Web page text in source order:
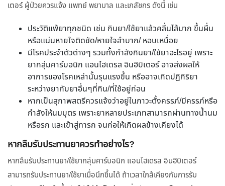
เตอร์ ผู้ป่วยควรแจ้ง แพทย์ พยาบาล และเภสัชกร ดังนี้ เช่น
ประวัติแพ้ยาทุกชนิด เช่น กินยา/ใช้ยาแล้วคลื่นไส้มาก ขึ้นผื่น
หรือแน่นหายใจติดขัด/หายใจลำบาก/ หอบเหนื่อย
มีโรคประจำตัวต่างๆ รวมทั้งกำลังกินยา/ใช้ยาอะไรอยู่ เพราะ
ยากลุ่มคาร์บอนิก แอนไฮเดรส อินฮิบิเตอร์ อาจส่งผลให้
อาการของโรคเหล่านั้นรุนแรงขึ้น หรืออาจเกิดปฏิกิริยา
ระหว่างยากับยาอื่นๆที่กิน/ที่ใช้อยู่ก่อน
หากเป็นสุภาพสตรีควรแจ้งว่าอยู่ในภาวะตั้งครรภ์/มีครรภ์หรือ
กำลังให้นมบุตร เพราะยาหลายประเภทสามารถผ่านทางน้ำนม
หรือรก และเข้าสู่ทารก จนก่อให้เกิดผลข้างเคียงได้
หากลืมรับประทานยาควรทำอย่างไร?
หากลืมรับประทานยา/ใช้ยากลุ่มคาร์บอนิก แอนไฮเดรส อินฮิบิเตอร์
สามารถรับประทานยา/ใช้ยาเมื่อนึกขึ้นได้ ถ้าเวลาใกล้เคียงกับการรับ